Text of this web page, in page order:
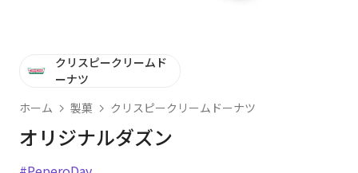
クリスピークリームド
ーナツ
ホーム
製菓 クリスピークリームドーナツ
オリジナルダズン